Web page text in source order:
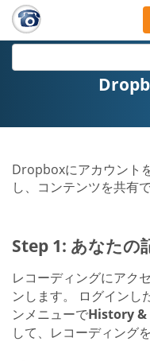
Dropboxにアカウント
し、コンテンツを共有で
Step 1: あなたの
レコーディングにアク
ンします。 ログインし
ンメニューでHistory &
して、レコーディング